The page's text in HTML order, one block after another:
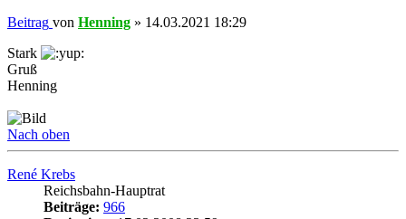
Beitrag von Henning » 14.03.2021 18:29
Stark
Gruß
Henning
Nach oben
René Krebs
Reichsbahn-Hauptrat
Beiträge: 966